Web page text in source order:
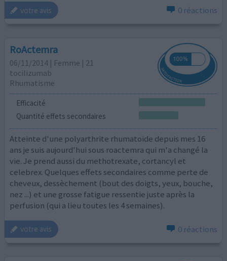
votre avis 0 réactions
RoActemra
06/11/2014 | Femme | 21
tocilizumab
Rhumatisme
Efficacité
Quantité effets secondaires
Atteinte d'une polyarthrite rhumatoïde depuis mes 16
ans je suis aujourd'hui sous roactemra qui m'a changé la
vie. Je prend aussi du methotrexate, cortancyl et
celebrex. Quelques effets secondaires comme perte de
cheveux, dessèchement (bout des doigts, yeux, bouche,
nez ...) et une grosse fatigue ressentie juste après la
perfusion (qui a lieu toutes les 4 semaines).
votre avis 0 réactions